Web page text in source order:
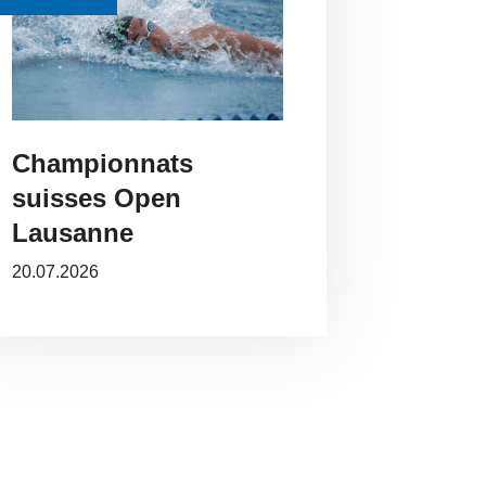
Championnats
suisses Open
Lausanne
20.07.2026